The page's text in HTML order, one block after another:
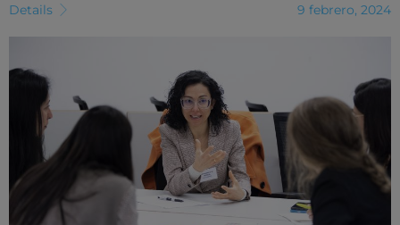
Details 9 febrero, 2024